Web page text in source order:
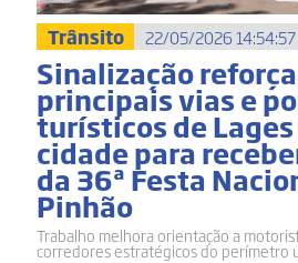
Trânsito 22/05/2026 14:54:57
Sinalização
principais vias e
turísticos de
cidade para
da 36ª Festa
Pinhão
Trabalho melhora orientação a
corredores estratégicos do perímetro